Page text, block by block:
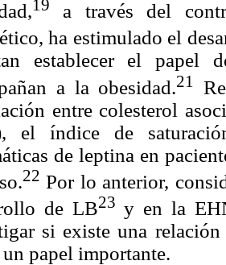
19
a través del
ha estimulado el
establecer el papel
a la obesidad.21
entre colesterol
el índice de
de leptina en
22 Por lo anterior,
de LB23 y en la
si existe una
papel importante.